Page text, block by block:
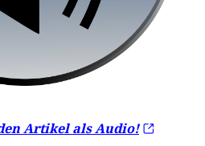
Artikel als Audio!